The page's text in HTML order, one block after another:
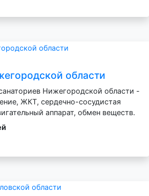
области
Нижегородской области -
ЖКТ, сердечно-сосудистая
аппарат, обмен веществ.